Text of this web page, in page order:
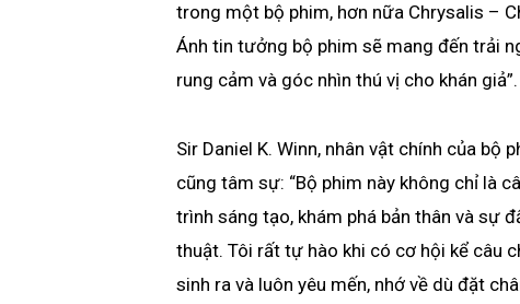
trong một bộ phim, hơn nữa Chrysalis –
Ánh tin tưởng bộ phim sẽ mang đến trải
rung cảm và góc nhìn thú vị cho khán giả”.
Sir Daniel K. Winn, nhân vật chính của bộ
cũng tâm sự: “Bộ phim này không chỉ là
trình sáng tạo, khám phá bản thân và sự
thuật. Tôi rất tự hào khi có cơ hội kể câu
sinh ra và luôn yêu mến, nhớ về dù đặt